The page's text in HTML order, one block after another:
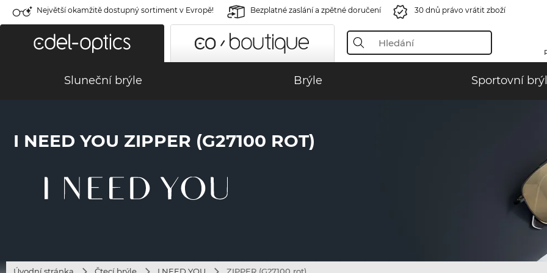
Největší okamžitě dostupný sortiment v Evropě! Bezplatné zaslání a zpětné doručení 30 dnů právo vrátit zboží
Sluneční brýle Brýle Sportovní
I NEED YOU ZIPPER (G27100 ROT)